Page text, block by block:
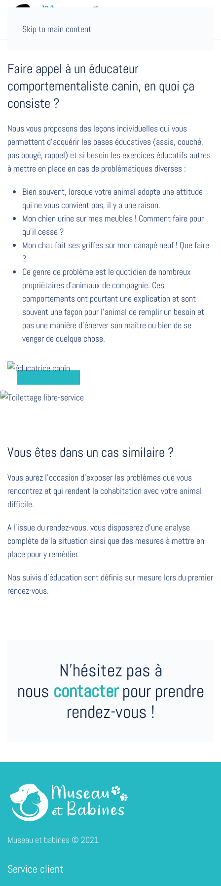
Skip to main content
Faire appel à un éducateur
comportementaliste canin, en quoi ça
consiste ?
Nous vous proposons des leçons individuelles qui vous
permettent d’acquérir les bases éducatives (assis, couché,
pas bougé, rappel) et si besoin les exercices éducatifs autres
à mettre en place en cas de problématiques diverses :
Bien souvent, lorsque votre animal adopte une attitude
qui ne vous convient pas, il y a une raison.
Mon chien urine sur mes meubles ! Comment faire pour
qu’il cesse ?
Mon chat fait ses griffes sur mon canapé neuf ! Que faire
?
Ce genre de problème est le quotidien de nombreux
propriétaires d’animaux de compagnie. Ces
comportements ont pourtant une explication et sont
souvent une façon pour l’animal de remplir un besoin et
pas une manière d’énerver son maître ou bien de se
venger de quelque chose.
Vous êtes dans un cas similaire ?
Vous aurez l’occasion d’exposer les problèmes que vous
rencontrez et qui rendent la cohabitation avec votre animal
difficile.
A l’issue du rendez-vous, vous disposerez d’une analyse
complète de la situation ainsi que des mesures à mettre en
place pour y remédier.
Nos suivis d’éducation sont définis sur mesure lors du premier
rendez-vous.
N’hésitez pas à
nous contacter pour prendre
rendez-vous !
Museau et babines © 2021
Service client